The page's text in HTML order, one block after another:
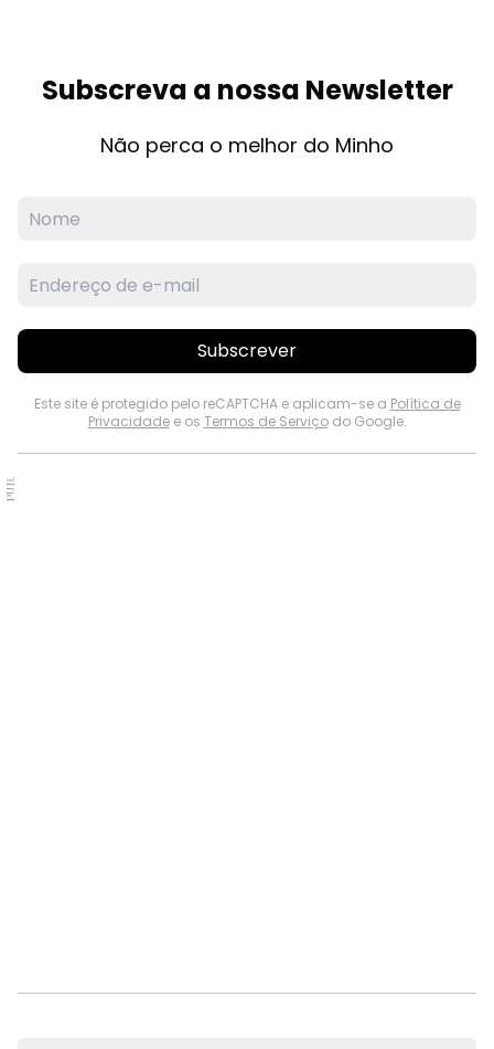
Subscreva a nossa Newsletter
Não perca o melhor do Minho
Subscrever
Este site é protegido pelo reCAPTCHA e aplicam-se a Política de
Privacidadee os Termos de Serviçodo Google.
PUB.